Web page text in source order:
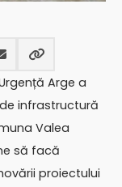
Arge a
infrastructură
Valea
să facă
proiectului